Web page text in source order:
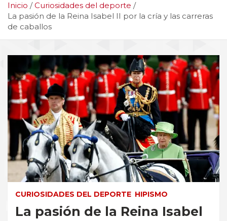
Inicio
Curiosidades del deporte
La pasión de la Reina Isabel II por la cría y las carreras
de caballos
CURIOSIDADES DEL DEPORTE HIPISMO
La pasión de la Reina Isabel